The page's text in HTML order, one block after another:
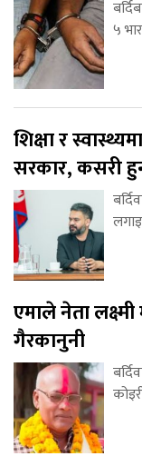
५
शिक्षा र
सरकार, कसरी
एमाले नेता
गैरकानुनी